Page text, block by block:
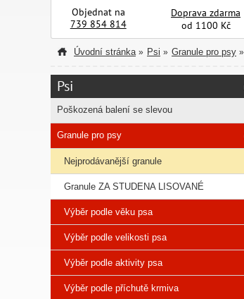
Objednat na
739 854 814
Doprava zdarma
od 1100 Kč
Úvodní stránka » Psi » Granule pro psy »
Psi
Poškozená balení se slevou
Granule pro psy
Nejprodávanější granule
Granule ZA STUDENA LISOVANÉ
Výběr podle věku psa
Výběr podle velikosti psa
Výběr podle aktivity psa
Výběr podle příchutě krmiva